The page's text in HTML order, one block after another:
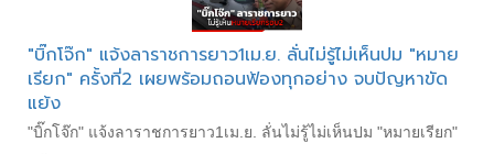
"บิ๊กโจ๊ก" แจ้งลาราชการยาว1เม.ย. ลั่นไม่รู้ไม่เห็นปม "หมาย
เรียก" ครั้งที่2 เผยพร้อมถอนฟ้องทุกอย่าง จบปัญหาขัด
แย้ง
"บิ๊กโจ๊ก" แจ้งลาราชการยาว1เม.ย. ลั่นไม่รู้ไม่เห็นปม "หมายเรียก"